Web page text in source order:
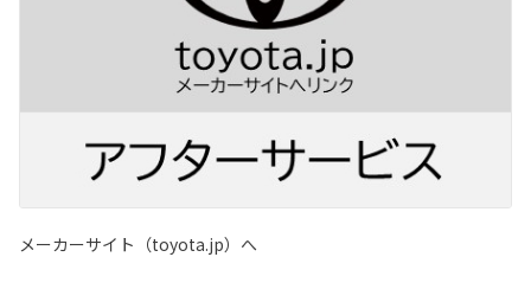
メーカーサイト（toyota.jp）へ